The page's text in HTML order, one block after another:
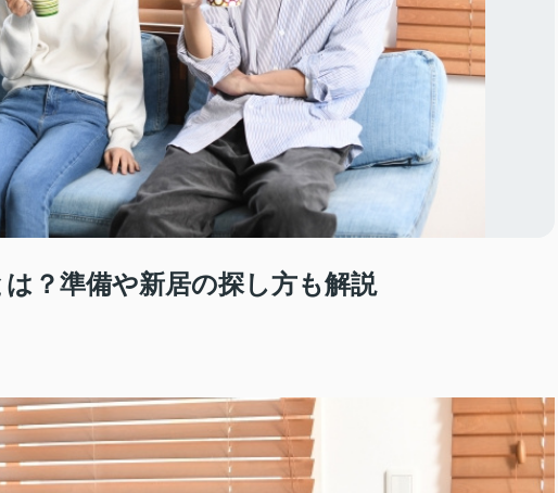
？準備や新居の探し方も解説